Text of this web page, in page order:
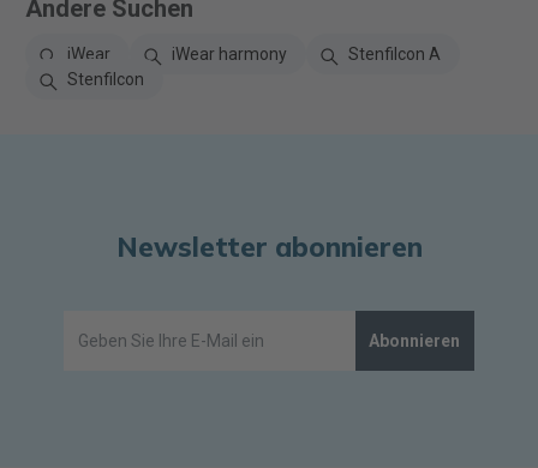
Andere Suchen
iWear iWear harmony
Stenfilcon A
Stenfilcon
Newsletter abonnieren
Abonnieren